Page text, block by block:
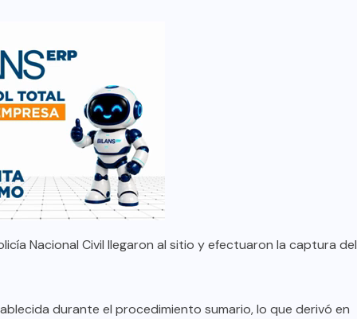
Nacional Civil llegaron al sitio y efectuaron la captura del
durante el procedimiento sumario, lo que derivó en